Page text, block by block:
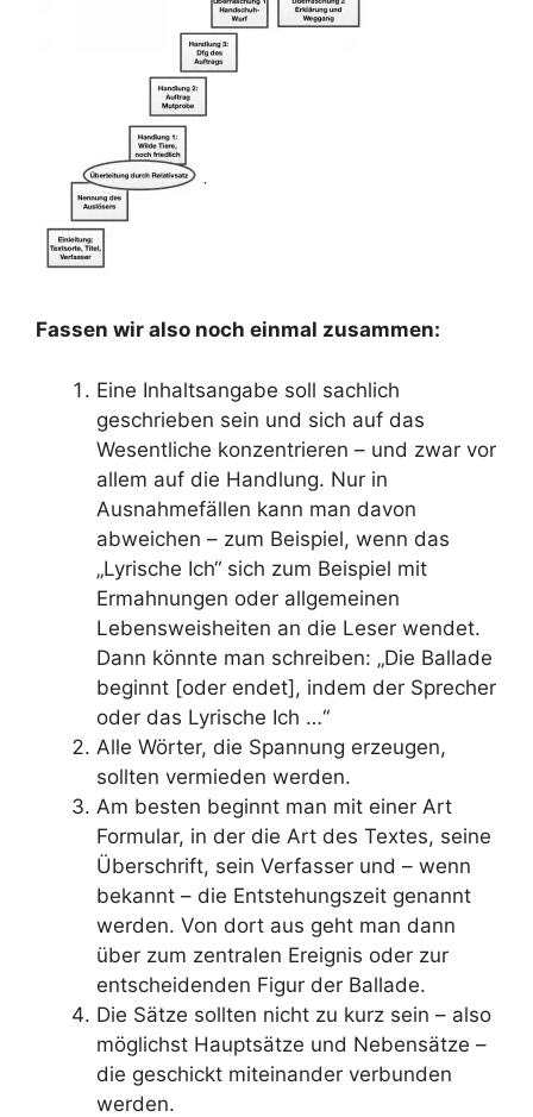
Fassen wir also noch einmal zusammen:
Eine Inhaltsangabe soll sachlich
geschrieben sein und sich auf das
Wesentliche konzentrieren – und zwar vor
allem auf die Handlung. Nur in
Ausnahmefällen kann man davon
abweichen – zum Beispiel, wenn das
„Lyrische Ich“ sich zum Beispiel mit
Ermahnungen oder allgemeinen
Lebensweisheiten an die Leser wendet.
Dann könnte man schreiben: „Die Ballade
beginnt [oder endet], indem der Sprecher
oder das Lyrische Ich …“
Alle Wörter, die Spannung erzeugen,
sollten vermieden werden.
Am besten beginnt man mit einer Art
Formular, in der die Art des Textes, seine
Überschrift, sein Verfasser und – wenn
bekannt – die Entstehungszeit genannt
werden. Von dort aus geht man dann
über zum zentralen Ereignis oder zur
entscheidenden Figur der Ballade.
Die Sätze sollten nicht zu kurz sein – also
möglichst Hauptsätze und Nebensätze –
die geschickt miteinander verbunden
werden.